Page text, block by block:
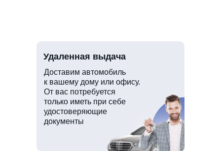
Доставим автомобиль
к вашему дому или офису.
От вас потребуется
только иметь при себе
удостоверяющие
документы
Удаленная выдача